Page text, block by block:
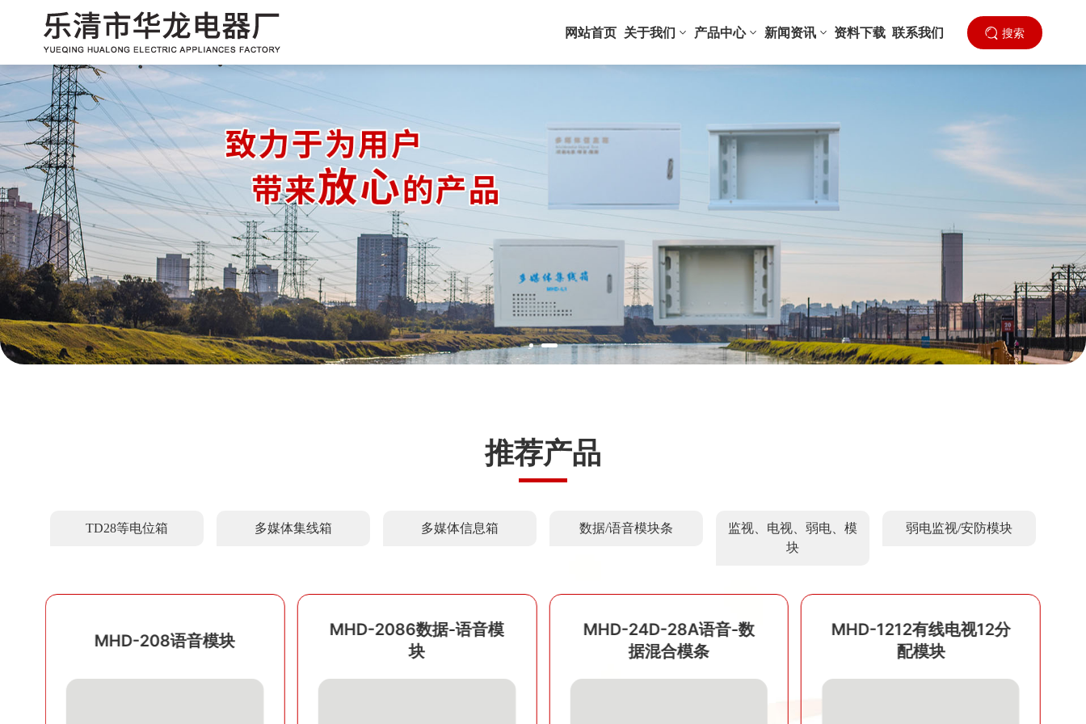
网站首页 关于我们 产品中心 新闻资讯 资料下载 联系我们 搜索
推荐产品
TD28等电位箱 多媒体集线箱 多媒体信息箱 数据/语音模块条
监视、电视、弱电、模
块
弱电监视/安防模块
MHD-2086数据-语音模
块
MHD-24D-28A语音-数
据混合模条
MHD-1212有线电视12分
配模块
MHD-1115A家用有线电
视放大器